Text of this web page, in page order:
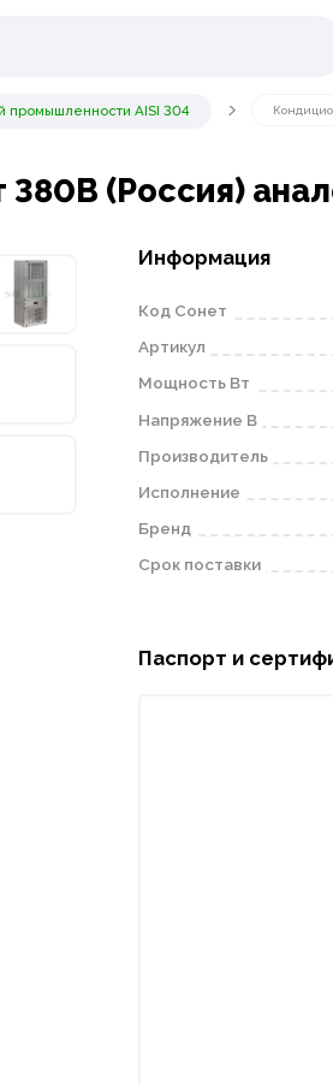
промышленности AISI 304
(Россия)
Информация
Код Сонет
Артикул
Мощность Вт
Напряжение В
Производитель
Исполнение
Бренд
Срок поставки
Паспорт и